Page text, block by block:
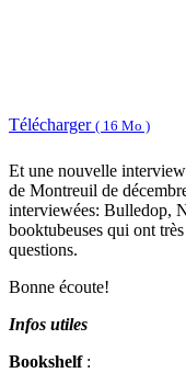
Télécharger ( 16 Mo )
Et une nouvelle
de Montreuil de
interviewées: Bulledop,
booktubeuses qui ont
questions.
Bonne écoute!
Infos utiles
Bookshelf: